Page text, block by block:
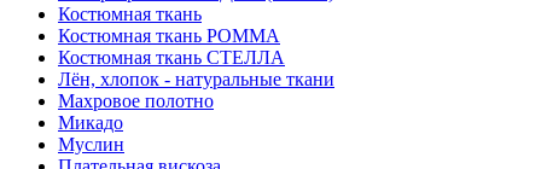
Костюмная ткань
Костюмная ткань РОММА
Костюмная ткань СТЕЛЛА
Лён, хлопок - натуральные ткани
Махровое полотно
Микадо
Муслин